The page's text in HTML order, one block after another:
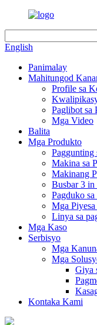
English
Panimalay
Mahitungod
Profile sa
Paglibot sa
Mga Video
Balita
Mga Produkto
Paggunting
Makina sa
Makinang
Busbar 3 in
Pagduko
Mga
Linya sa
Mga Kaso
Serbisyo
Mga
Mga
Giya
Kontaka Kami